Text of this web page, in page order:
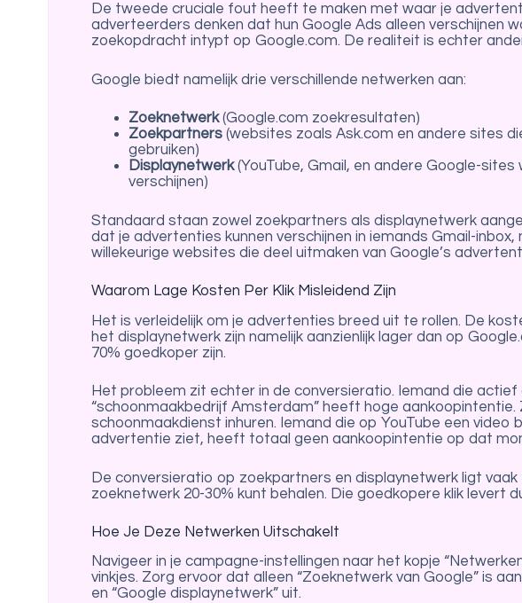
De tweede cruciale fout heeft te maken met waar je
adverteerders denken dat hun Google Ads alleen verschijnen
zoekopdracht intypt op Google.com. De realiteit is echter
Google biedt namelijk drie verschillende netwerken aan:
Zoeknetwerk(Google.com zoekresultaten)
Zoekpartners (websites zoals Ask.com en andere sites
gebruiken)
Displaynetwerk(YouTube, Gmail, en andere Google-
verschijnen)
Standaard staan zowel zoekpartners als displaynetwerk
dat je advertenties kunnen verschijnen in iemands Gmail-inbox,
willekeurige websites die deel uitmaken van Google’s
Waarom Lage Kosten Per Klik Misleidend Zijn
Het is verleidelijk om je advertenties breed uit te rollen. De
het displaynetwerk zijn namelijk aanzienlijk lager dan op
70% goedkoper zijn.
Het probleem zit echter in de conversieratio. Iemand die
“schoonmaakbedrijf Amsterdam” heeft hoge aankoopintentie.
schoonmaakdienst inhuren. Iemand die op YouTube een video
advertentie ziet, heeft totaal geen aankoopintentie op dat
De conversieratio op zoekpartners en displaynetwerk ligt
zoeknetwerk 20-30% kunt behalen. Die goedkopere klik levert
Hoe Je Deze Netwerken Uitschakelt
Navigeer in je campagne-instellingen naar het kopje
vinkjes. Zorg ervoor dat alleen “Zoeknetwerk van Google” is
en “Google displaynetwerk” uit.